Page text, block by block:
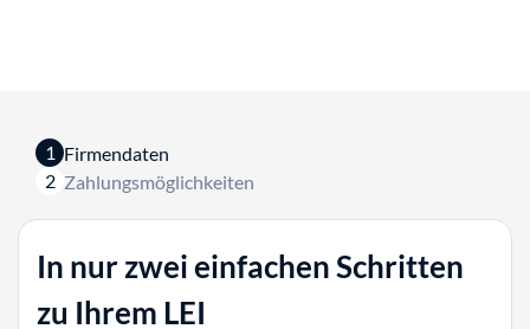
1 Firmendaten
2 Zahlungsmöglichkeiten
In nur zwei einfachen Schritten
zu Ihrem LEI